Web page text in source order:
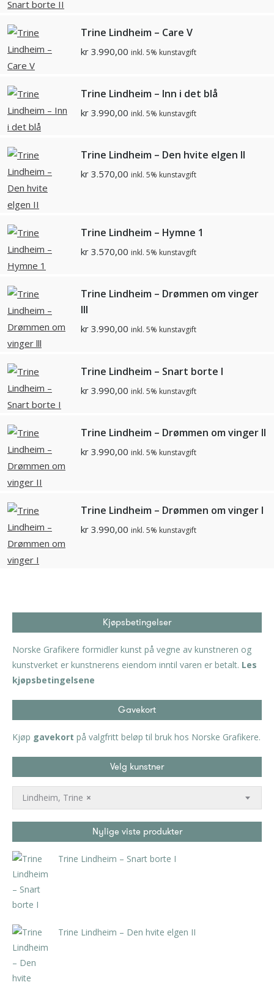
Trine Lindheim – Care V
kr 3.990,00 inkl. 5% kunstavgift
Trine Lindheim – Inn i det blå
kr 3.990,00 inkl. 5% kunstavgift
Trine Lindheim – Den hvite elgen II
kr 3.570,00 inkl. 5% kunstavgift
Trine Lindheim – Hymne 1
kr 3.570,00 inkl. 5% kunstavgift
Trine Lindheim – Drømmen om vinger
lll
kr 3.990,00 inkl. 5% kunstavgift
Trine Lindheim – Snart borte I
kr 3.990,00 inkl. 5% kunstavgift
Trine Lindheim – Drømmen om vinger II
kr 3.990,00 inkl. 5% kunstavgift
Trine Lindheim – Drømmen om vinger I
kr 3.990,00 inkl. 5% kunstavgift
Kjøpsbetingelser
Norske Grafikere formidler kunst på vegne av kunstneren og
kunstverket er kunstnerens eiendom inntil varen er betalt. Les
kjøpsbetingelsene
Gavekort
Kjøp gavekort på valgfritt beløp til bruk hos Norske Grafikere.
Velg kunstner
×
Lindheim, Trine
Nylige viste produkter
Trine Lindheim – Snart borte I
Trine Lindheim – Den hvite elgen II